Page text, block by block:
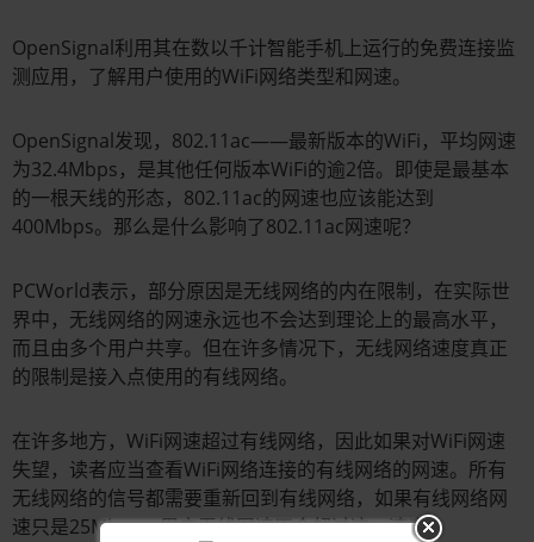
OpenSignal利用其在数以千计智能手机上运行的免费连接监
测应用，了解用户使用的WiFi网络类型和网速。
OpenSignal发现，802.11ac——最新版本的WiFi，平均网速
为32.4Mbps，是其他任何版本WiFi的逾2倍。即使是最基本
的一根天线的形态，802.11ac的网速也应该能达到
400Mbps。那么是什么影响了802.11ac网速呢？
PCWorld表示，部分原因是无线网络的内在限制，在实际世
界中，无线网络的网速永远也不会达到理论上的最高水平，
而且由多个用户共享。但在许多情况下，无线网络速度真正
的限制是接入点使用的有线网络。
在许多地方，WiFi网速超过有线网络，因此如果对WiFi网速
失望，读者应当查看WiFi网络连接的有线网络的网速。所有
无线网络的信号都需要重新回到有线网络，如果有线网络网
速只是25Mbps，用户无线网速不会超过这一速度。